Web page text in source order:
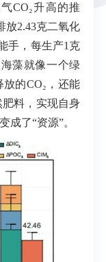
CO₂升高的推
放2.43克二氧化
手，每生产1克
藻就像一个绿
的CO₂，还能
料，实现自身
成了“资源”。